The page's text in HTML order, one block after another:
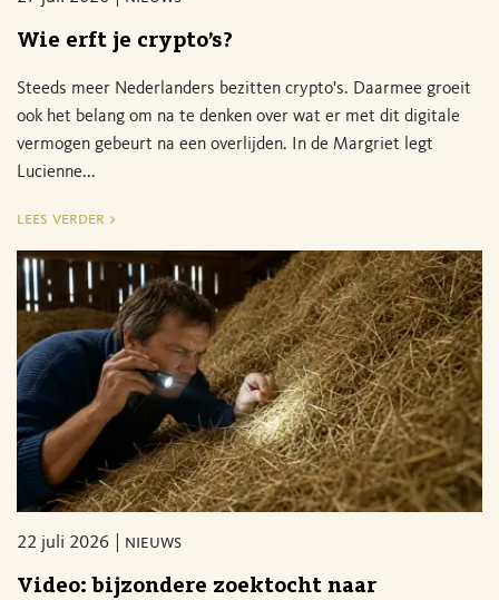
Wie erft je crypto’s?
Steeds meer Nederlanders bezitten crypto's. Daarmee groeit
ook het belang om na te denken over wat er met dit digitale
vermogen gebeurt na een overlijden. In de Margriet legt
Lucienne...
lees verder >
22 juli 2026 nieuws
Video: bijzondere zoektocht naar